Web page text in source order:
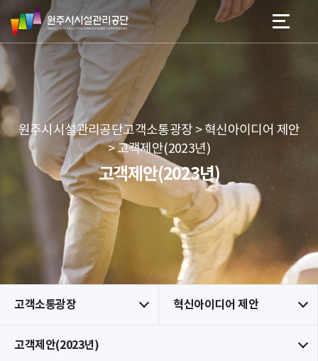
네
이
션
본문 바로가기
메뉴 바로가기
원
주
시
시
설
관
리
공
단
원주시시설관리공단고객소통광장 > 혁신아이디어 제안
> 고객제안(2023년)
고객제안(2023년)
고객소통광장 혁신아이디어 제안
고객제안(2023년)